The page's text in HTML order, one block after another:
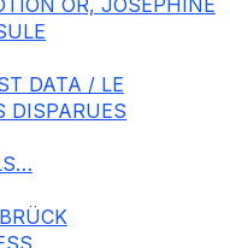
OR, JOSEPHINE
DATA / LE
DISPARUES